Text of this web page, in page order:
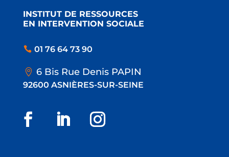
INSTITUT DE RESSOURCES
EN INTERVENTION SOCIALE
01 76 64 73 90
6 Bis Rue Denis PAPIN
92600 ASNIÈRES-SUR-SEINE